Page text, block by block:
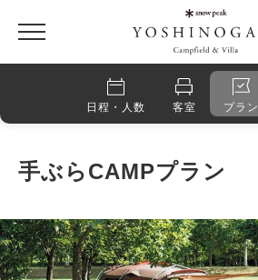
日程・人数 客室 プラン
手ぶらCAMPプラン